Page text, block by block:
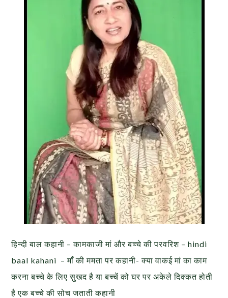
हिन्दी बाल कहानी – कामकाजी मां और बच्चे की परवरिश – hindi
baal kahani – माँ की ममता पर कहानी- क्या वाकई मां का काम
करना बच्चे के लिए सुखद है या बच्चें को घर पर अकेले दिक्कत होती
है एक बच्चे की सोच जताती कहानी